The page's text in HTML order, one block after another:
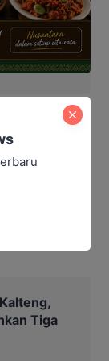
Tiga